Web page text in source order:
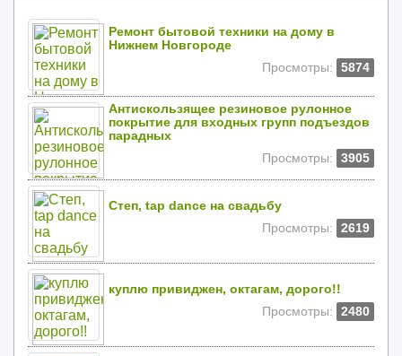
Ремонт бытовой техники на дому в
Нижнем Новгороде
Просмотры:
5874
Антискользящее резиновое рулонное
покрытие для входных групп подъездов
парадных
Просмотры:
3905
Степ, tap dance на свадьбу
Просмотры:
2619
куплю привиджен, октагам, дорого!!
Просмотры:
2480